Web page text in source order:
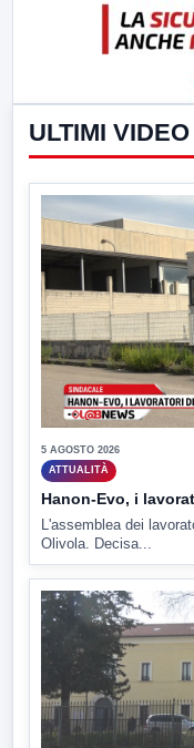
ULTIMI VIDEO
5 AGOSTO 2026
ATTUALITÀ
Hanon-Evo, i
L'assemblea dei
Olivola. Decisa...